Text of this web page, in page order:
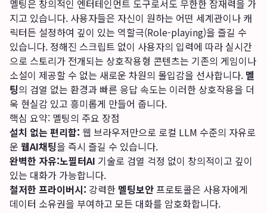
멜팅은 창의적인 엔터테인먼트 도구로서도 무한한 잠재력을 가
지고 있습니다. 사용자들은 자신이 원하는 어떤 세계관이나 캐
릭터든 설정하여 깊이 있는 역할극(Role-playing)을 즐길 수
있습니다. 정해진 스크립트 없이 사용자의 입력에 따라 실시간
으로 스토리가 전개되는 상호작용형 콘텐츠는 기존의 게임이나
소설이 제공할 수 없는 새로운 차원의 몰입감을 선사합니다. 멜
팅의 검열 없는 환경과 빠른 응답 속도는 이러한 상호작용을 더
욱 현실감 있고 흥미롭게 만들어 줍니다.
핵심 요약: 멜팅의 주요 장점
설치 없는 편리함: 웹 브라우저만으로 로컬 LLM 수준의 자유로
운 웹AI채팅을 즉시 즐길 수 있습니다.
완벽한 자유:노필터AI 기술로 검열 걱정 없이 창의적이고 깊이
있는 대화가 가능합니다.
철저한 프라이버시: 강력한 멜팅보안프로토콜은 사용자에게
데이터 소유권을 부여하고 모든 대화를 암호화합니다.